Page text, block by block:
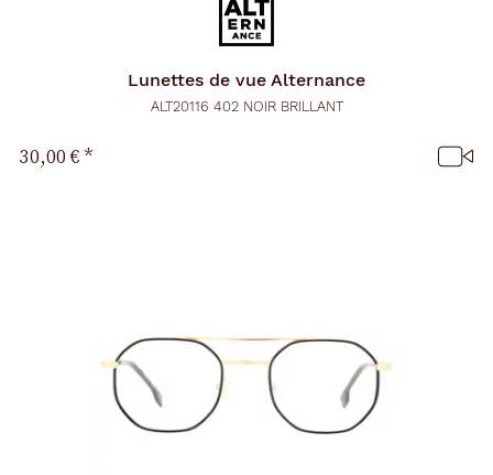
Lunettes de vue Alternance
ALT20116 402 NOIR BRILLANT
30,00 €*